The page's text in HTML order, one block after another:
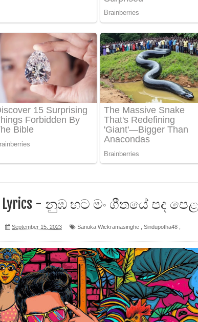
පද පෙළ
Lyrics - නුඹ හට මං ගීතයේ පද පෙළ
September 15, 2023 Sanuka Wickramasinghe Sindupotha48